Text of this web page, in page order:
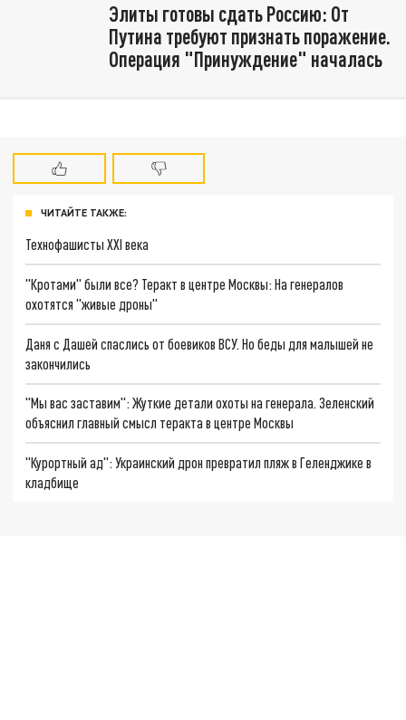
Элиты готовы сдать Россию: От
Путина требуют признать поражение.
Операция "Принуждение" началась
ЧИТАЙТЕ ТАКЖЕ:
Технофашисты XXI века
"Кротами" были все? Теракт в центре Москвы: На генералов
охотятся "живые дроны"
Даня с Дашей спаслись от боевиков ВСУ. Но беды для малышей не
закончились
"Мы вас заставим": Жуткие детали охоты на генерала. Зеленский
объяснил главный смысл теракта в центре Москвы
"Курортный ад": Украинский дрон превратил пляж в Геленджике в
кладбище